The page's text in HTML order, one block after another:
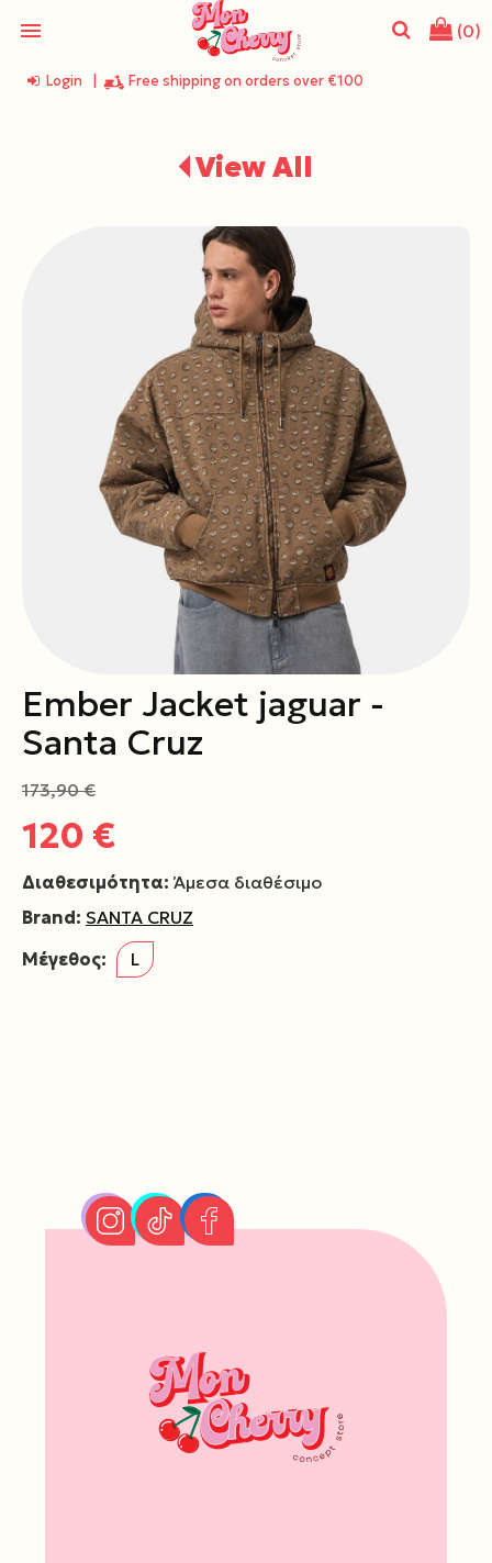
menu (0)
Login Free shipping on orders over €100
View All
Ember Jacket jaguar -
Santa Cruz
173,90 €
120 €
Διαθεσιμότητα: Άμεσα διαθέσιμο
Brand: SANTA CRUZ
Μέγεθος:
L